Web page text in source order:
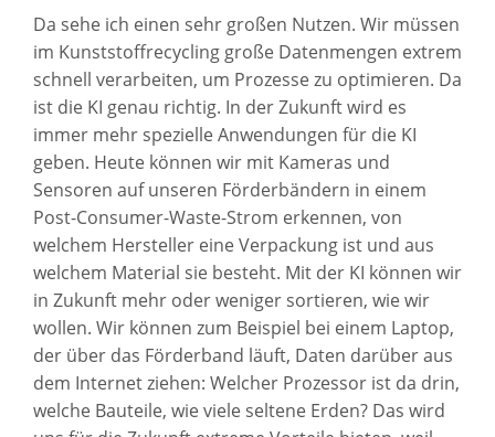
Da sehe ich einen sehr großen Nutzen. Wir müssen
im Kunststoffrecycling große Datenmengen extrem
schnell verarbeiten, um Prozesse zu optimieren. Da
ist die KI genau richtig. In der Zukunft wird es
immer mehr spezielle Anwendungen für die KI
geben. Heute können wir mit Kameras und
Sensoren auf unseren Förderbändern in einem
Post-Consumer-Waste-Strom erkennen, von
welchem Hersteller eine Verpackung ist und aus
welchem Material sie besteht. Mit der KI können wir
in Zukunft mehr oder weniger sortieren, wie wir
wollen. Wir können zum Beispiel bei einem Laptop,
der über das Förderband läuft, Daten darüber aus
dem Internet ziehen: Welcher Prozessor ist da drin,
welche Bauteile, wie viele seltene Erden? Das wird